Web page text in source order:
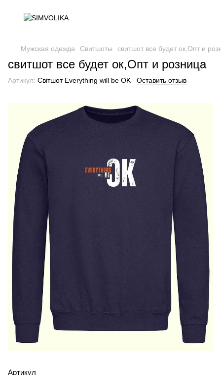
Мужская одежда Свитшоты свитшот все будет ок,Опт и
свитшот все будет ок,Опт и розница
Артикул: Світшот Everything will be OK Оставить отзыв
Артикул